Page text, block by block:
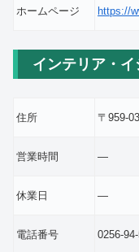
ホームページ https://
インテリア・イ
住所 〒959-
営業時間 ―
休業日 ―
電話番号 0256-